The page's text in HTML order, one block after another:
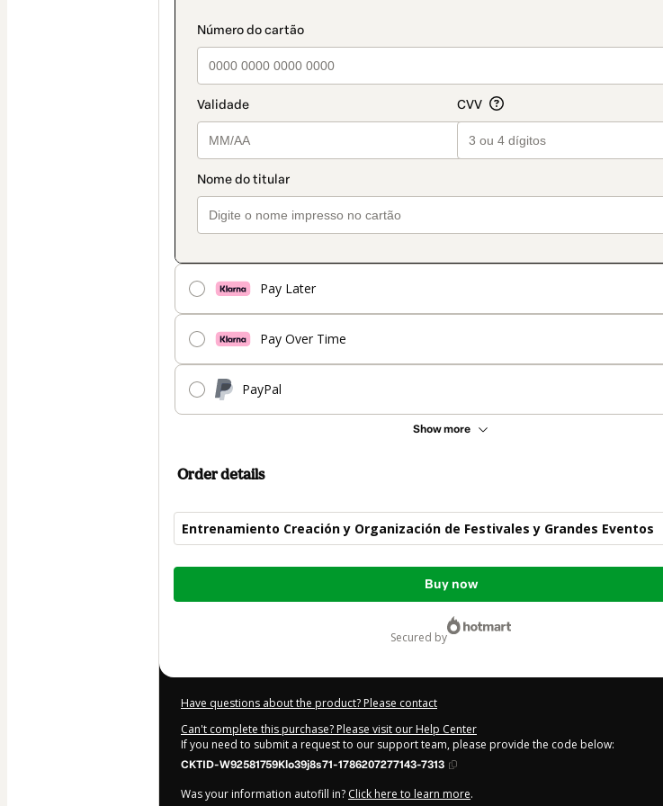
Pay Later
Pay Over Time
PayPal
Show more
Order details
Entrenamiento Creación y Organización de Festivales y Grandes Eventos
Total
Buy now
secured by
Have questions about the product? Please contact
Can't complete this purchase? Please visit our Help Center
If you need to submit a request to our support team, please provide the code below:
CKTID-W92581759Klo39j8s71-1786207277143-7313
Was your information autofill in? Click here to learn more.